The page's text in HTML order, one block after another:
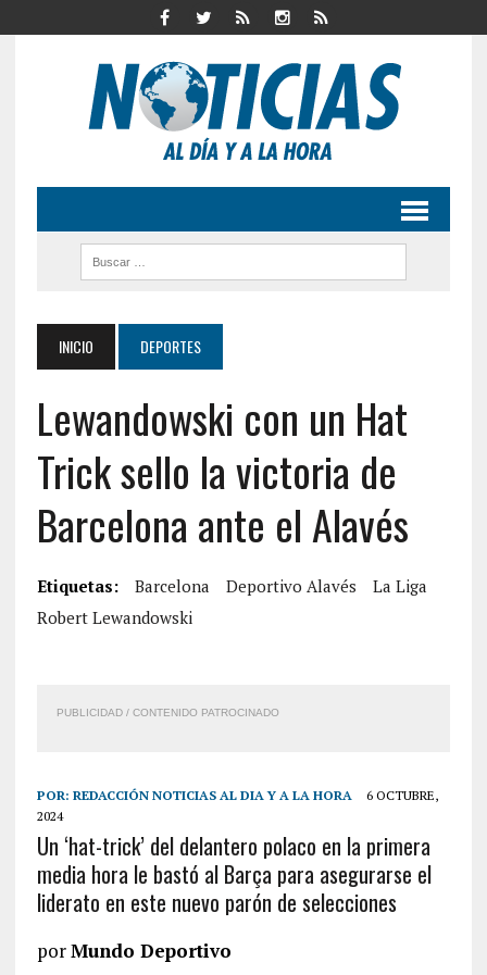
INICIO DEPORTES
Lewandowski con un Hat
Trick sello la victoria de
Barcelona ante el Alavés
Etiquetas: Barcelona Deportivo Alavés
La Liga
Robert Lewandowski
PUBLICIDAD / CONTENIDO PATROCINADO
POR: REDACCIÓN NOTICIAS AL DIA Y A LA HORA
6 OCTUBRE,
2024
Un ‘hat-trick’ del delantero polaco en la primera
media hora le bastó al Barça para asegurarse el
liderato en este nuevo parón de selecciones
porMundo Deportivo